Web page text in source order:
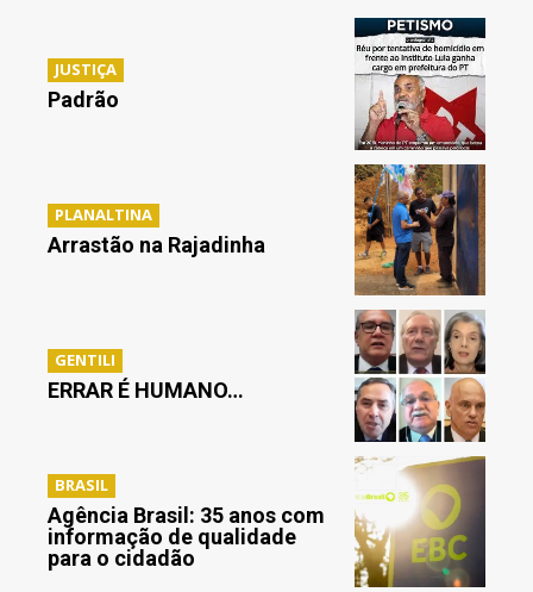
JUSTIÇA
Padrão
PLANALTINA
Arrastão na Rajadinha
GENTILI
ERRAR É HUMANO…
BRASIL
Agência Brasil: 35 anos com
informação de qualidade
para o cidadão